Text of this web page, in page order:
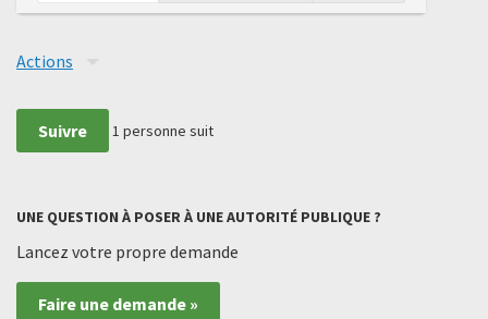
Actions
Suivre 1 personne suit
UNE QUESTION À POSER À UNE AUTORITÉ PUBLIQUE ?
Lancez votre propre demande
Faire une demande »